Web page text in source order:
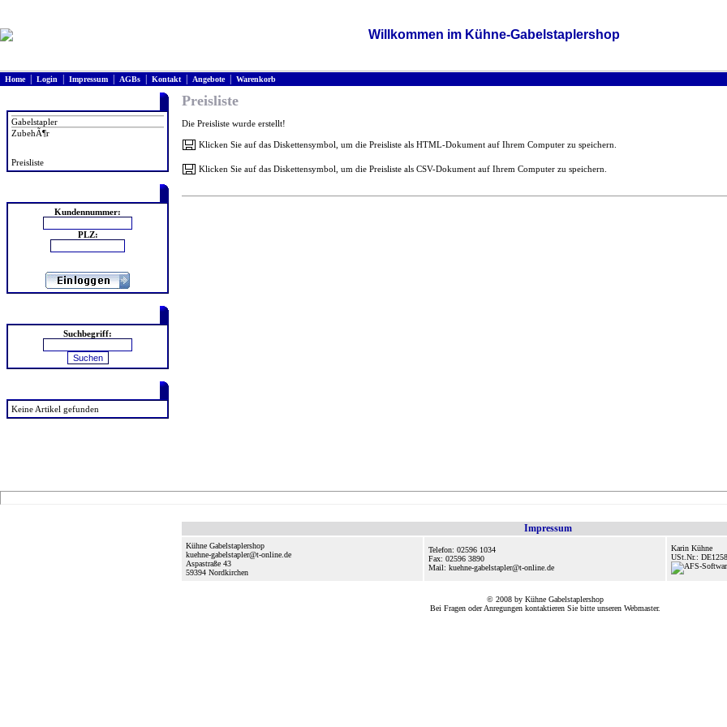
Willkommen im Kühne-Gabelstaplershop
Home| Login Impressum AGBs Kontakt| Angebote| Warenkorb
Gabelstapler
ZubehÃ¶r
Preisliste
Kundennummer:
PLZ:
Suchbegriff:
Keine Artikel gefunden
Preisliste
Die Preisliste wurde erstellt!
Klicken Sie auf das Diskettensymbol, um die Preisliste als HTML-Dokument auf Ihrem Computer zu speichern.
Klicken Sie auf das Diskettensymbol, um die Preisliste als CSV-Dokument auf Ihrem Computer zu speichern.
Impressum
Kühne Gabelstaplershop
kuehne-gabelstapler@t-online.de
Aspastraße 43
59394 Nordkirchen
Telefon: 02596 1034
Fax: 02596 3890
Mail: kuehne-gabelstapler@t-online.de
Karin Kühne
USt.Nr.:
© 2008 by Kühne Gabelstaplershop
Bei Fragen oder Anregungen kontaktieren Sie bitte unseren Webmaster.